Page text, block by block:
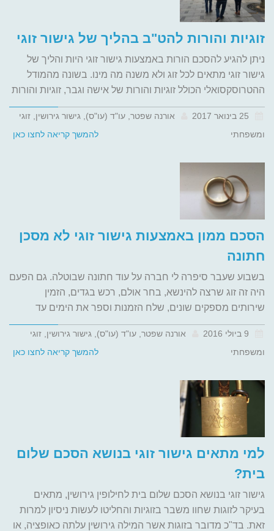
זוגיות והורות להט"ב בהליך של גישור זוגי
ניתן להגיע להסכם הורות באמצעות גישור זוגי היות והליך של
גישור זוגי מתאים לכל זוג ולא משנה מה מינו. בשונה מהמודל
ההטרוסקסואלי הכולל זוגיות והורות של אישה וגבר, זוגיות והורות
אורנה שפטר, עו"ד (עו"ס), גישור גירושין, זוגי
ומשפחתי
להמשך קריאה לחצו כאן
הסכם ממון באמצעות גישור זוגי לא מסכן
חתונה
בשבוע שעבר סיפרה לי חברה על עוד חתונה שבוטלה. גם הפעם
היה זה זוג שרצה להינשא, בחר אולם, רכש בגדים, הזמין
שירותים מספקים שונים, שלח הזמנות וספר את הימים עד
אורנה שפטר, עו"ד (עו"ס), גישור גירושין, זוגי
ומשפחתי
להמשך קריאה לחצו כאן
למי מתאים גישור זוגי בנושא הסכם שלום
בית?
גישור זוגי בנושא הסכם שלום בית לחילופין גירושין, מתאים
בעיקר לזוגות שחוו משבר בזוגיות והחליטו לעשות ניסיון למרות
זאת. בד"כ מדובר בזוגות אשר המילה גירושין עלתה כאופציה, או